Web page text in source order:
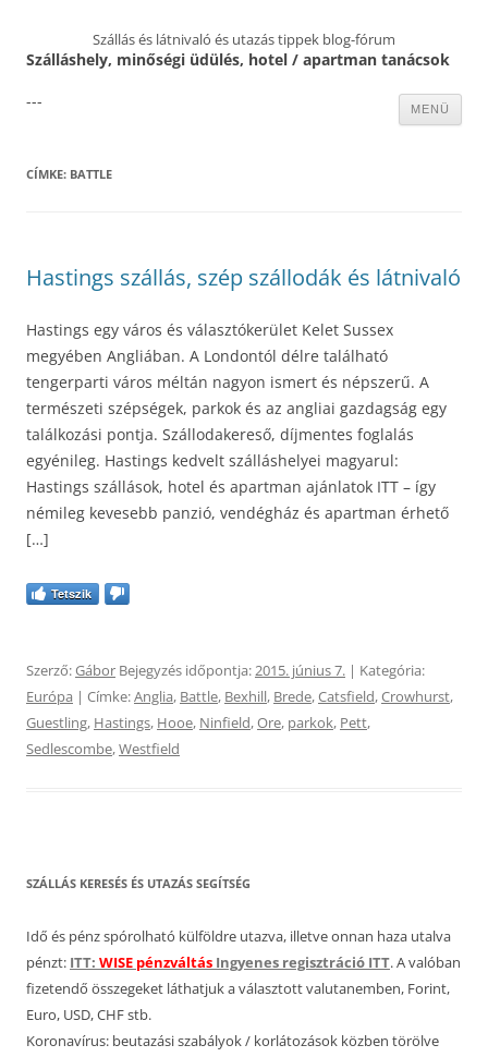
Szállás és látnivaló és utazás tippek blog-fórum
Szálláshely, minőségi üdülés, hotel / apartman tanácsok
MENÜ
---
CÍMKE: BATTLE
Hastings szállás, szép szállodák és látnivaló
Hastings egy város és választókerület Kelet Sussex
megyében Angliában. A Londontól délre található
tengerparti város méltán nagyon ismert és népszerű. A
természeti szépségek, parkok és az angliai gazdagság egy
találkozási pontja. Szállodakereső, díjmentes foglalás
egyénileg. Hastings kedvelt szálláshelyei magyarul:
Hastings szállások, hotel és apartman ajánlatok ITT – így
némileg kevesebb panzió, vendégház és apartman érhető
[…]
Tetszik
Szerző:Gábor Bejegyzés időpontja:2015. június 7. | Kategória:
Európa | Címke:Anglia, Battle, Bexhill, Brede,Catsfield,Crowhurst,
Guestling, Hastings, Hooe, Ninfield,Ore, parkok, Pett,
Sedlescombe,Westfield
SZÁLLÁS KERESÉS ÉS UTAZÁS SEGÍTSÉG
Idő és pénz spórolható külföldre utazva, illetve onnan haza utalva
pénzt: ITT: WISE pénzváltás Ingyenes regisztráció ITT. A valóban
fizetendő összegeket láthatjuk a választott valutanemben, Forint,
Euro, USD, CHF stb.
Koronavírus: beutazási szabályok / korlátozások közben törölve